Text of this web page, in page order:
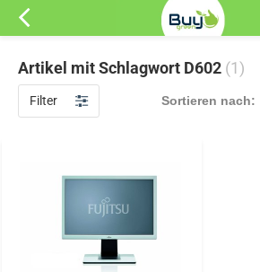
Artikel mit Schlagwort D602 (1)
Filter Sortieren nach: